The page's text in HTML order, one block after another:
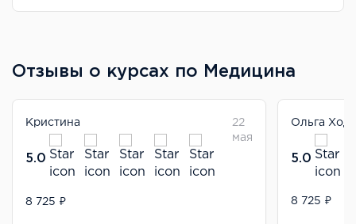
Отзывы о курсах по Медицина
Кристина
5.0
22
мая
8 725 ₽
Ольга
5.0
8 725 ₽